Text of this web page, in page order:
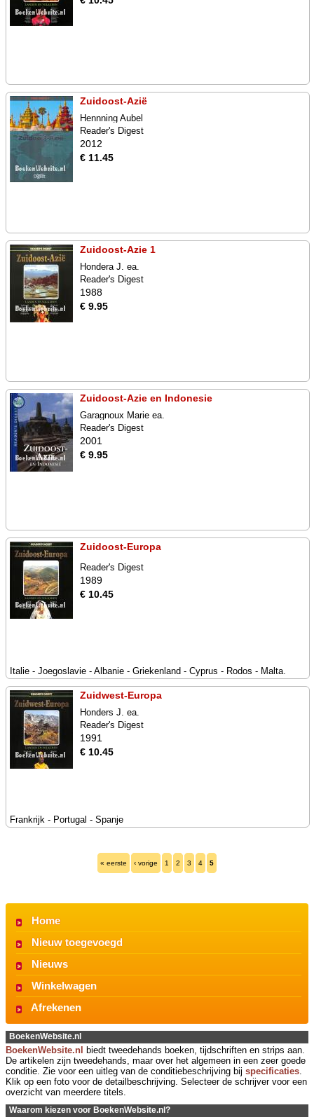
Zuidoost-Azië
Hennning Aubel
Reader's Digest
2012
€ 11.45
Zuidoost-Azie 1
Hondera J. ea.
Reader's Digest
1988
€ 9.95
Zuidoost-Azie en Indonesie
Garagnoux Marie ea.
Reader's Digest
2001
€ 9.95
Zuidoost-Europa
Reader's Digest
1989
€ 10.45
Italie - Joegoslavie - Albanie - Griekenland - Cyprus - Rodos - Malta.
Zuidwest-Europa
Honders J. ea.
Reader's Digest
1991
€ 10.45
Frankrijk - Portugal - Spanje
« eerste ‹ vorige 1 2 3 4 5
Home
Nieuw toegevoegd
Nieuws
Winkelwagen
Afrekenen
BoekenWebsite.nl
BoekenWebsite.nl biedt tweedehands boeken, tijdschriften en strips aan.
De artikelen zijn tweedehands, maar over het algemeen in een zeer goede
conditie. Zie voor een uitleg van de conditiebeschrijving bij specificaties
Klik op een foto voor de detailbeschrijving. Selecteer de schrijver voor een
overzicht van meerdere titels.
Waarom kiezen voor BoekenWebsite.nl?